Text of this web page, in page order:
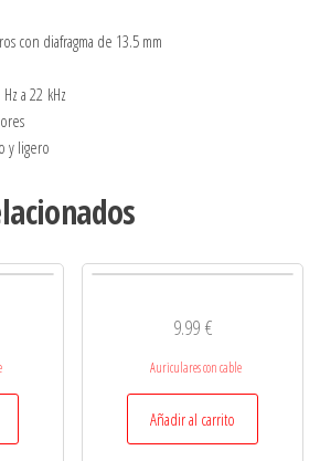
con diafragma de 13.5 mm
a 22 kHz
y ligero
9.99 €
Auriculares con cable
Añadir al carrito